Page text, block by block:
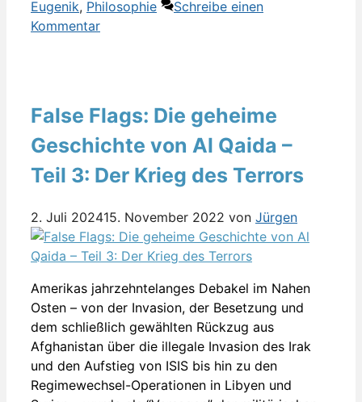
Eugenik, Philosophie
Schreibe einen
Kommentar
False Flags: Die geheime
Geschichte von Al Qaida –
Teil 3: Der Krieg des Terrors
2. Juli 202415. November 2022 von Jürgen
Amerikas jahrzehntelanges Debakel im Nahen
Osten – von der Invasion, der Besetzung und
dem schließlich gewählten Rückzug aus
Afghanistan über die illegale Invasion des Irak
und den Aufstieg von ISIS bis hin zu den
Regimewechsel-Operationen in Libyen und